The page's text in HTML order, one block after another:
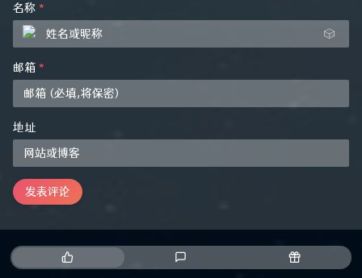
名称 *
🎲
邮箱 *
地址
发表评论
热
门
新
随
机